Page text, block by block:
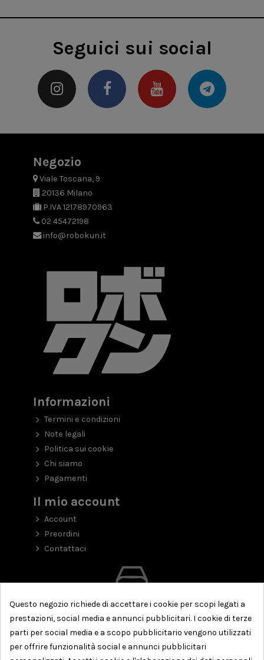
Seguici sui social
Negozio
Viale Toscana, 9
20136 Milano
P.IVA 12178970963
02 45472198
info@robokun.it
Informazioni
Termini e condizioni
Note legali
Politica sui cookie
Chi siamo
Pagamenti
Il mio account
Account
Preordini
Contattaci
Questo negozio richiede di accettare i cookie per scopi legati a
prestazioni, social media e annunci pubblicitari. I cookie di terze
parti per social media e a scopo pubblicitario vengono utilizzati
per offrire funzionalità social e annunci pubblicitari